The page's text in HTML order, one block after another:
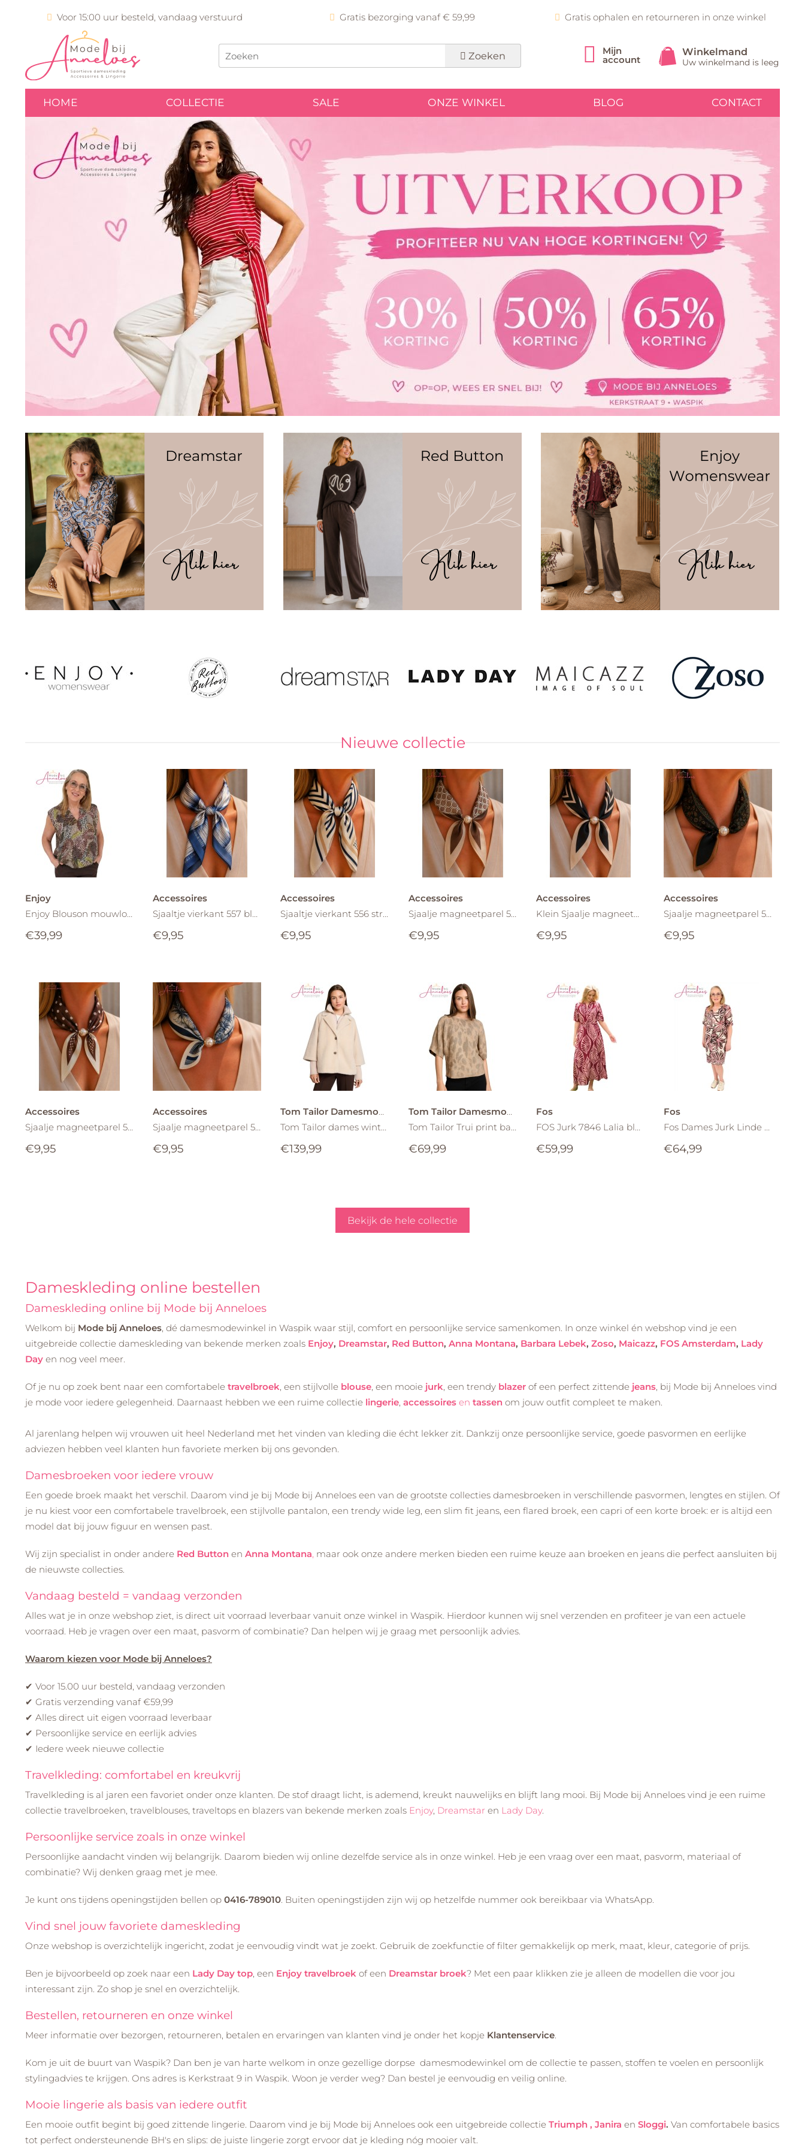
Voor 15:00 uur besteld, vandaag verstuurd Gratis bezorging vanaf € 59,99 Gratis ophalen en retourneren in onze winkel
Zoeken Winkelmand
Uw winkelmand is leeg
Mijn
account
HOME COLLECTIE SALE ONZE WINKEL BLOG CONTACT
Nieuwe collectie
Enjoy
Enjoy Blouson mouwloos print Zand bruin groen
€39,99
Accessoires
Sjaaltje vierkant 557 blok streep Blauw grijs ecru
€9,95
Accessoires
Sjaaltje vierkant 556 streep Marine zand ecru
€9,95
Accessoires
Sjaalje magneetparel 555 Bruin zand ecru
€9,95
Accessoires
Klein Sjaalje magneetparel 554 Zwart zand
€9,95
Accessoires
Sjaalje magneetparel 553 Bruin zwart groen
€9,95
Accessoires
Sjaalje magneetparel 552 Bruin ecru stip
€9,95
Accessoires
Sjaalje magneetparel 551 Marine ecru
€9,95
Tom Tailor Damesmode
Tom Tailor dames winterjas cosy cape 1051134 Ecru
€139,99
Tom Tailor Damesmode
Tom Tailor Trui print batwing mouw 1052778
€69,99
Fos
FOS Jurk 7846 Lalia bladprint Plum
€59,99
Fos
Fos Dames Jurk Linde Leave Grande -7816 - Framboos
€64,99
Bekijk de hele collectie
Dameskleding online bestellen
Dameskleding online bij Mode bij Anneloes
Welkom bij Mode bij Anneloes, dé damesmodewinkel in Waspik waar stijl, comfort en persoonlijke service samenkomen. In onze winkel én webshop vind je een
uitgebreide collectie dameskleding van bekende merken zoals Enjoy, Dreamstar, Red Button, Anna Montana, Barbara Lebek, Zoso, Maicazz, FOS Amsterdam, Lady
Day en nog veel meer.
Of je nu op zoek bent naar een comfortabele travelbroek, een stijlvolle blouse, een mooie jurk, een trendy blazer of een perfect zittende jeans, bij Mode bij Anneloes vind
je mode voor iedere gelegenheid. Daarnaast hebben we een ruime collectie lingerie, accessoires en tassen om jouw outfit compleet te maken.
Al jarenlang helpen wij vrouwen uit heel Nederland met het vinden van kleding die écht lekker zit. Dankzij onze persoonlijke service, goede pasvormen en eerlijke
adviezen hebben veel klanten hun favoriete merken bij ons gevonden.
Damesbroeken voor iedere vrouw
Een goede broek maakt het verschil. Daarom vind je bij Mode bij Anneloes een van de grootste collecties damesbroeken in verschillende pasvormen, lengtes en stijlen. Of
je nu kiest voor een comfortabele travelbroek, een stijlvolle pantalon, een trendy wide leg, een slim fit jeans, een flared broek, een capri of een korte broek: er is altijd een
model dat bij jouw figuur en wensen past.
Wij zijn specialist in onder andere Red Button en Anna Montana, maar ook onze andere merken bieden een ruime keuze aan broeken en jeans die perfect aansluiten bij
de nieuwste collecties.
Vandaag besteld = vandaag verzonden
Alles wat je in onze webshop ziet, is direct uit voorraad leverbaar vanuit onze winkel in Waspik. Hierdoor kunnen wij snel verzenden en profiteer je van een actuele
voorraad. Heb je vragen over een maat, pasvorm of combinatie? Dan helpen wij je graag met persoonlijk advies.
Waarom kiezen voor Mode bij Anneloes?
✔ Voor 15.00 uur besteld, vandaag verzonden
✔ Gratis verzending vanaf €59,99
✔ Alles direct uit eigen voorraad leverbaar
✔ Persoonlijke service en eerlijk advies
✔ Iedere week nieuwe collectie
Travelkleding: comfortabel en kreukvrij
Travelkleding is al jaren een favoriet onder onze klanten. De stof draagt licht, is ademend, kreukt nauwelijks en blijft lang mooi. Bij Mode bij Anneloes vind je een ruime
collectie travelbroeken, travelblouses, traveltops en blazers van bekende merken zoals Enjoy, Dreamstar en Lady Day.
Persoonlijke service zoals in onze winkel
Persoonlijke aandacht vinden wij belangrijk. Daarom bieden wij online dezelfde service als in onze winkel. Heb je een vraag over een maat, pasvorm, materiaal of
combinatie? Wij denken graag met je mee.
Je kunt ons tijdens openingstijden bellen op 0416-789010. Buiten openingstijden zijn wij op hetzelfde nummer ook bereikbaar via WhatsApp.
Vind snel jouw favoriete dameskleding
Onze webshop is overzichtelijk ingericht, zodat je eenvoudig vindt wat je zoekt. Gebruik de zoekfunctie of filter gemakkelijk op merk, maat, kleur, categorie of prijs.
Ben je bijvoorbeeld op zoek naar een Lady Day top, een Enjoy travelbroek of een Dreamstar broek? Met een paar klikken zie je alleen de modellen die voor jou
interessant zijn. Zo shop je snel en overzichtelijk.
Bestellen, retourneren en onze winkel
Meer informatie over bezorgen, retourneren, betalen en ervaringen van klanten vind je onder het kopje Klantenservice.
Kom je uit de buurt van Waspik? Dan ben je van harte welkom in onze gezellige dorpse damesmodewinkel om de collectie te passen, stoffen te voelen en persoonlijk
stylingadvies te krijgen. Ons adres is Kerkstraat 9 in Waspik. Woon je verder weg? Dan bestel je eenvoudig en veilig online.
Mooie lingerie als basis van iedere outfit
Een mooie outfit begint bij goed zittende lingerie. Daarom vind je bij Mode bij Anneloes ook een uitgebreide collectie Triumph , Janira en Sloggi. Van comfortabele basics
tot perfect ondersteunende BH's en slips: de juiste lingerie zorgt ervoor dat je kleding nóg mooier valt.